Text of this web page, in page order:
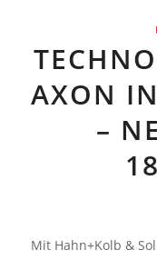
AXON
–
Mit Hahn+Kolb &